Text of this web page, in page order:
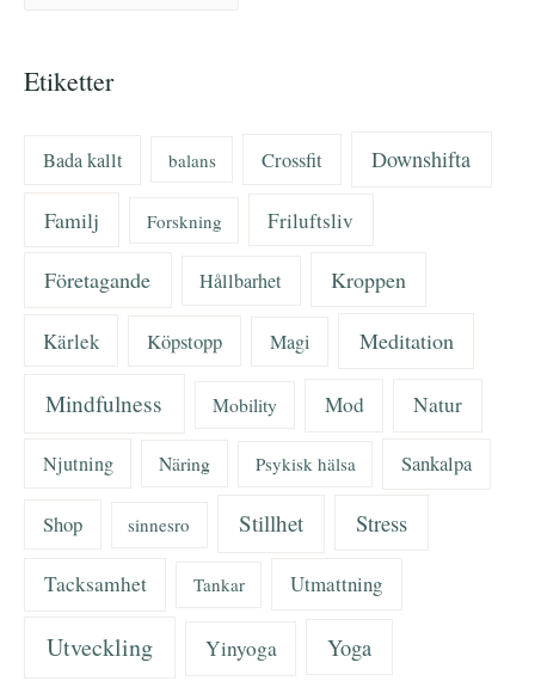
Etiketter
Bada kallt balans Crossfit Downshifta
Familj Forskning Friluftsliv
Företagande Hållbarhet Kroppen
Kärlek Köpstopp Magi Meditation
Mindfulness Mobility Mod Natur
Njutning Näring Psykisk hälsa Sankalpa
Shop sinnesro Stillhet Stress
Tacksamhet Tankar Utmattning
Utveckling Yinyoga Yoga